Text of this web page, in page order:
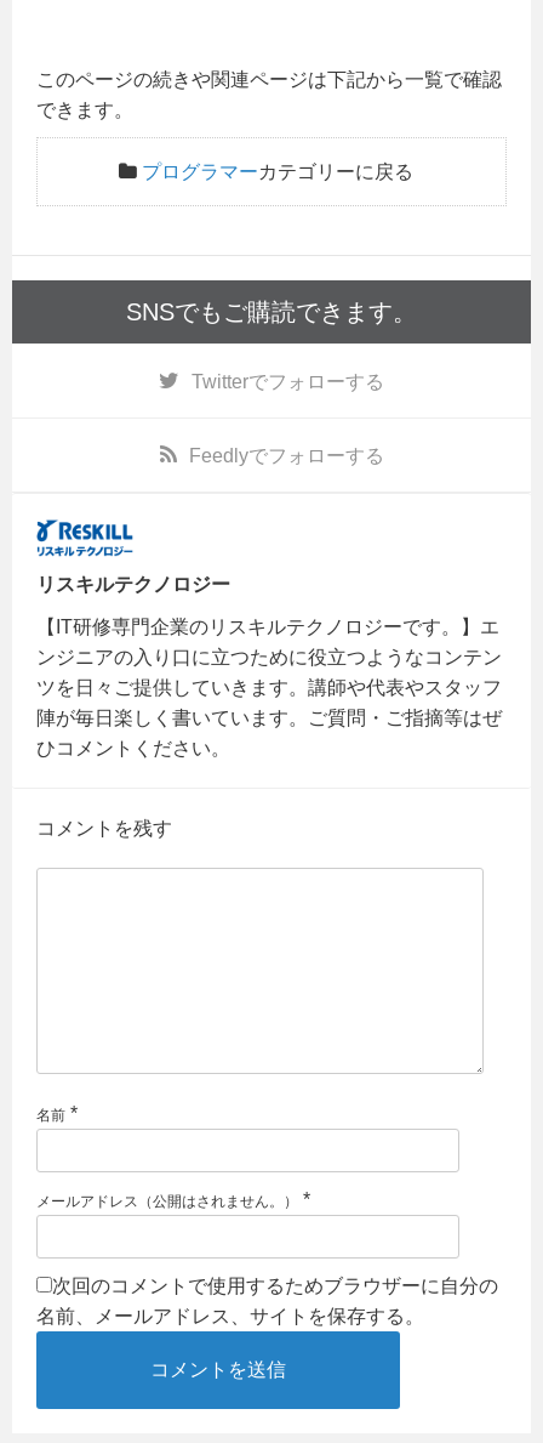
このページの続きや関連ページは下記から一覧で確認
できます。
プログラマーカテゴリーに戻る
SNSでもご購読できます。
Twitterでフォローする
Feedlyでフォローする
リスキルテクノロジー
【IT研修専門企業のリスキルテクノロジーです。】エ
ンジニアの入り口に立つために役立つようなコンテン
ツを日々ご提供していきます。講師や代表やスタッフ
陣が毎日楽しく書いています。ご質問・ご指摘等はぜ
ひコメントください。
コメントを残す
名前 *
メールアドレス（公開はされません。） *
次回のコメントで使用するためブラウザーに自分の
名前、メールアドレス、サイトを保存する。